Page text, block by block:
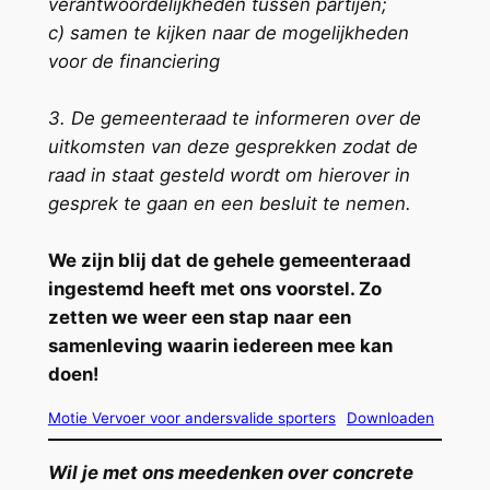
verantwoordelijkheden tussen partijen;
c) samen te kijken naar de mogelijkheden
voor de financiering
3. De gemeenteraad te informeren over de
uitkomsten van deze gesprekken zodat de
raad in staat gesteld wordt om hierover in
gesprek te gaan en een besluit te nemen.
We zijn blij dat de gehele gemeenteraad
ingestemd heeft met ons voorstel. Zo
zetten we weer een stap naar een
samenleving waarin iedereen mee kan
doen!
Motie Vervoer voor andersvalide sporters Downloaden
Wil je met ons meedenken over concrete